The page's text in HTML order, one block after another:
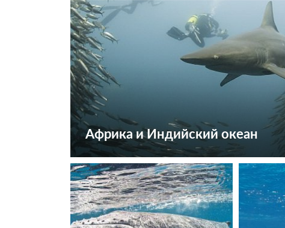
Африка и Индийский океан
Посмотреть туры